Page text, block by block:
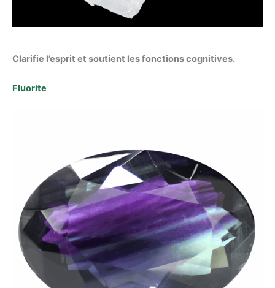
Clarifie l’esprit et soutient les fonctions cognitives.
Fluorite